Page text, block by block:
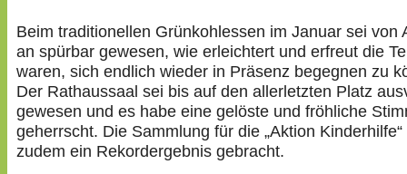
Beim traditionellen Grünkohlessen im Januar sei von
an spürbar gewesen, wie erleichtert und erfreut die
waren, sich endlich wieder in Präsenz begegnen zu
Der Rathaussaal sei bis auf den allerletzten Platz
gewesen und es habe eine gelöste und fröhliche
geherrscht. Die Sammlung für die „Aktion Kinderhilfe“
zudem ein Rekordergebnis gebracht.